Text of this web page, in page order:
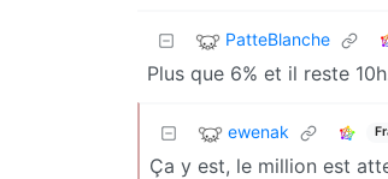
PatteBlanche
Plus que 6% et il reste
ewenak
Ça y est, le million est